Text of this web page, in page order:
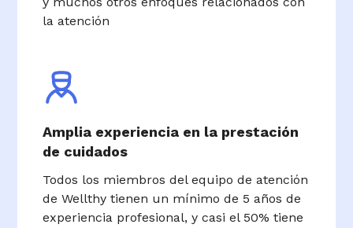
la atención
Amplia experiencia en la prestación
de cuidados
Todos los miembros del equipo de atención
de Wellthy tienen un mínimo de 5 años de
experiencia profesional, y casi el 50% tiene